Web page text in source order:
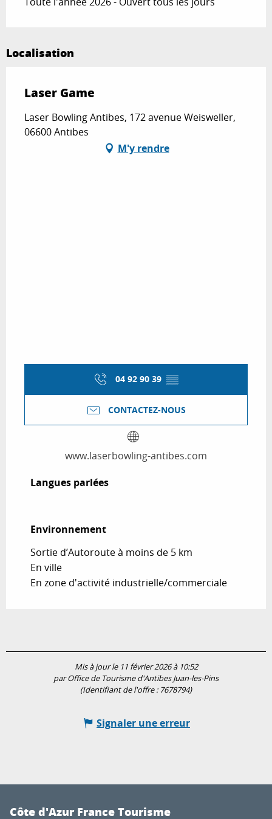
Localisation
Laser Game
Laser Bowling Antibes, 172 avenue Weisweller,
06600 Antibes
M'y rendre
04 92 90 39 ▒▒
CONTACTEZ-NOUS
www.laserbowling-antibes.com
Langues parlées
Langues parlées
Environnement
Environnement
Sortie d’Autoroute à moins de 5 km
En ville
En zone d'activité industrielle/commerciale
Mis à jour le 11 février 2026 à 10:52
par Office de Tourisme d'Antibes Juan-les-Pins
(Identifiant de l'offre : 7678794)
Signaler une erreur
Côte d'Azur France Tourisme